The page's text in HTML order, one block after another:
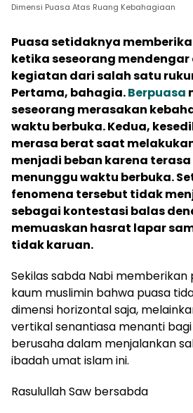
Dimensi Puasa Atas Ruang Kebahagiaan
Puasa setidaknya
ketika seseorang
kegiatan dari salah satu
Pertama, bahagia.Berpuasa
seseorang merasakan
waktu berbuka. Kedua,
merasa berat saat
menjadi beban karena
menunggu waktu berbuka.
fenomena tersebut tidak
sebagai kontestasi balas
memuaskan hasrat lapar
tidak karuan.
Sekilas sabda Nabi
kaum muslimin bahwa puasa
dimensi horizontal saja,
vertikal senantiasa menanti
berusaha dalam menjalankan
ibadah umat islam ini.
Rasulullah Saw bersabda